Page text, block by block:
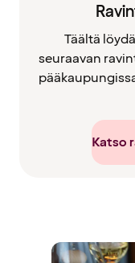
Täältä
seuraavan
Katso